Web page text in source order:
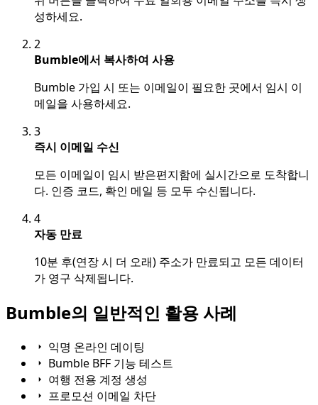
성하세요.
2
Bumble에서 복사하여 사용
Bumble 가입 시 또는 이메일이 필요한 곳에서 임시 이
메일을 사용하세요.
3
즉시 이메일 수신
모든 이메일이 임시 받은편지함에 실시간으로 도착합니
다. 인증 코드, 확인 메일 등 모두 수신됩니다.
4
자동 만료
10분 후(연장 시 더 오래) 주소가 만료되고 모든 데이터
가 영구 삭제됩니다.
Bumble의 일반적인 활용 사례
익명 온라인 데이팅
Bumble BFF 기능 테스트
여행 전용 계정 생성
프로모션 이메일 차단